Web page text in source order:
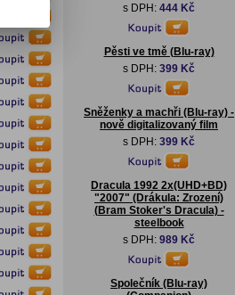
s DPH: 444 Kč
Pěsti ve tmě (Blu-ray)
s DPH: 399 Kč
Sněženky a machři (Blu-ray) -
nově digitalizovaný film
s DPH: 399 Kč
Dracula 1992 2x(UHD+BD)
"2007" (Drákula: Zrození)
(Bram Stoker's Dracula) -
steelbook
s DPH: 989 Kč
Společník (Blu-ray)